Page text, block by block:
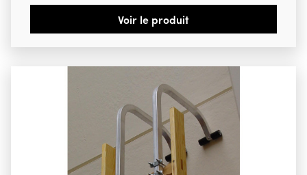
genouillère et chariot standard avecprotection
contre la rupture de câblePRIX CATALOGUE
6.200,00 € htva En location: 140 € htva /
Voir le produit